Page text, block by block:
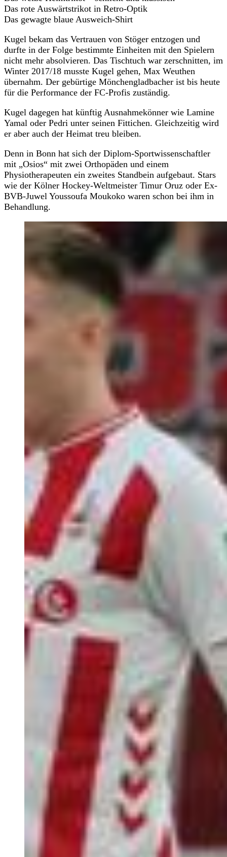
Das rote Auswärtstrikot in Retro-Optik
Das gewagte blaue Ausweich-Shirt
Kugel bekam das Vertrauen von Stöger entzogen und
durfte in der Folge bestimmte Einheiten mit den Spielern
nicht mehr absolvieren. Das Tischtuch war zerschnitten, im
Winter 2017/18 musste Kugel gehen, Max Weuthen
übernahm. Der gebürtige Mönchengladbacher ist bis heute
für die Performance der FC-Profis zuständig.
Kugel dagegen hat künftig Ausnahmekönner wie Lamine
Yamal oder Pedri unter seinen Fittichen. Gleichzeitig wird
er aber auch der Heimat treu bleiben.
Denn in Bonn hat sich der Diplom-Sportwissenschaftler
mit „Osios“ mit zwei Orthopäden und einem
Physiotherapeuten ein zweites Standbein aufgebaut. Stars
wie der Kölner Hockey-Weltmeister Timur Oruz oder Ex-
BVB-Juwel Youssoufa Moukoko waren schon bei ihm in
Behandlung.